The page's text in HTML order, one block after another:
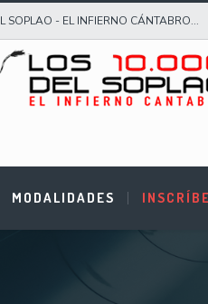
SOPLAO - EL INFIERNO CÁNTABRO...
MODALIDADES